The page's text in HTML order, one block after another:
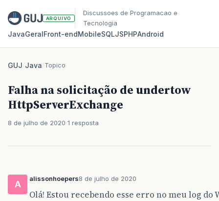
ARQUIVO
Discussoes de Programacao e
Tecnologia
JavaGeralFront‑endMobileSQLJSPHPAndroid
GUJ/Java/Topico
Falha na solicitação de undertow
HttpServerExchange
8 de julho de 2020 1 resposta
A
alissonhoepers8 de julho de 2020
Olá! Estou recebendo esse erro no meu log